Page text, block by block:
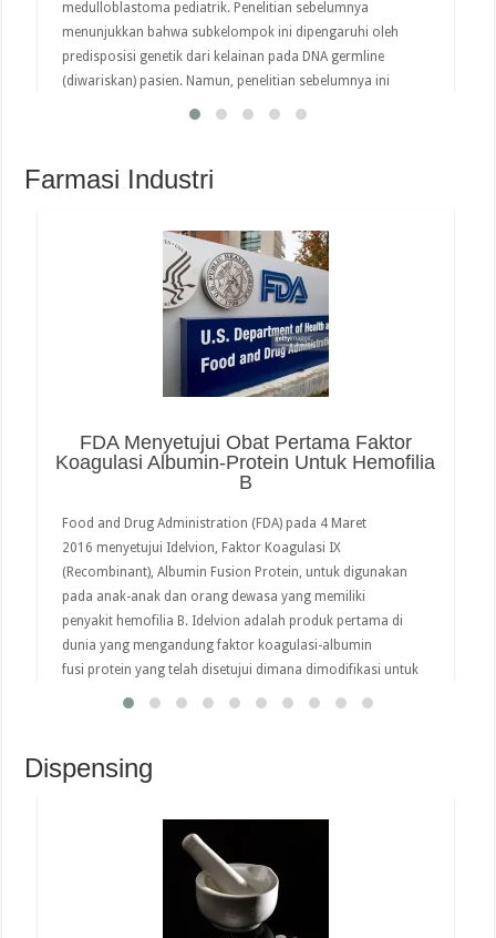
medulloblastoma pediatrik. Penelitian sebelumnya
menunjukkan bahwa subkelompok ini dipengaruhi oleh
predisposisi genetik dari kelainan pada DNA germline
(diwariskan) pasien. Namun, penelitian sebelumnya ini
terbatas pada gen predisposisi kanker yang diketahui. Tim
Farmasi Industri
FDA Menyetujui Obat Pertama Faktor
Koagulasi Albumin-Protein Untuk Hemofilia
B
Food and Drug Administration (FDA) pada 4 Maret
2016 menyetujui Idelvion, Faktor Koagulasi IX
(Recombinant), Albumin Fusion Protein, untuk digunakan
pada anak-anak dan orang dewasa yang memiliki
penyakit hemofilia B. Idelvion adalah produk pertama di
dunia yang mengandung faktor koagulasi-albumin
fusi protein yang telah disetujui dimana dimodifikasi untuk
Dispensing